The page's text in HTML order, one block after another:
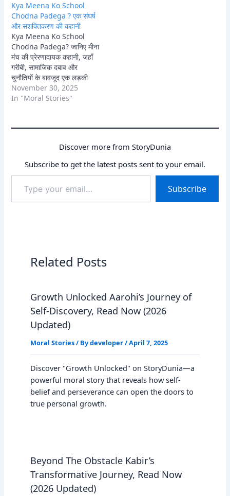
Kya Meena Ko School
Chodna Padega ? एक संघर्ष
और सशक्तिकरण की कहानी
Kya Meena Ko School
Chodna Padega? जानिए मीना
मंच की प्रेरणादायक कहानी, जहाँ
गरीबी, सामाजिक दबाव और
चुनौतियों के बावजूद एक लड़की
अपने शिक्षा के अधिकार के लिए
लड़ती है और समुदाय को जागृत
आधारित एक मार्मिक कथा।
November 30, 2025
In "Moral Stories"
Discover more from StoryDunia
Subscribe to get the latest posts sent to your email.
your
email…
Subscribe
Related Posts
Growth Unlocked Aarohi’s Journey of
Self-Discovery, Read Now (2026
Updated)
Moral Stories/ Bydeveloper/April 7, 2025
Discover "Growth Unlocked" on StoryDunia—a
powerful moral story that reveals how self-
belief and perseverance can open the doors to
true personal growth.
Beyond The Obstacle Kabir’s
Transformative Journey, Read Now
(2026 Updated)